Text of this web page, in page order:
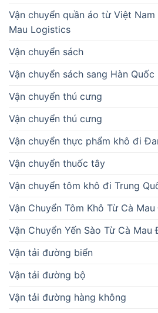
Vận chuyển quần áo từ Việt
Mau Logistics
Vận chuyển sách
Vận chuyển sách sang Hàn Quốc
Vận chuyển thú cưng
Vận chuyển thú cưng
Vận chuyển thực phẩm khô đi
Vận chuyển thuốc tây
Vận chuyển tôm khô đi Trung
Vận Chuyển Tôm Khô Từ Cà
Vận Chuyển Yến Sào Từ Cà Mau
Vận tải đường biển
Vận tải đường bộ
Vận tải đường hàng không